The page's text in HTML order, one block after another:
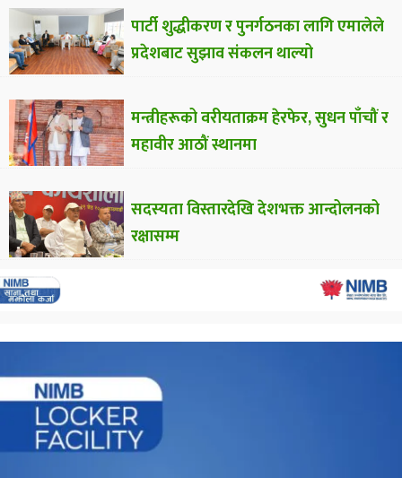
पार्टी शुद्धीकरण र पुनर्गठनका लागि एमालेले
प्रदेशबाट सुझाव संकलन थाल्यो
मन्त्रीहरूको वरीयताक्रम हेरफेर, सुधन पाँचौं र
महावीर आठौं स्थानमा
सदस्यता विस्तारदेखि देशभक्त आन्दोलनको
रक्षासम्म